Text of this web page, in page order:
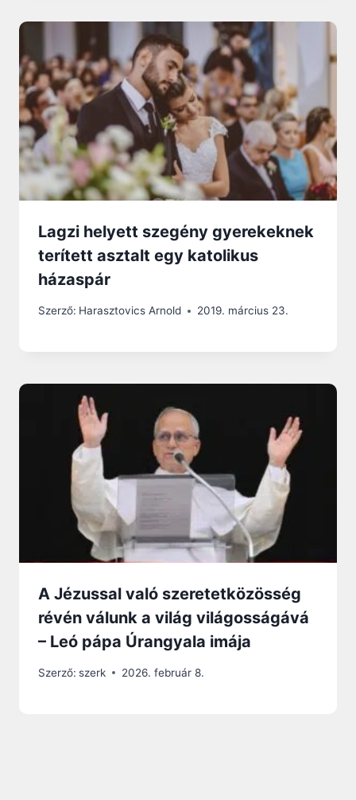
Lagzi helyett szegény gyerekeknek
terített asztalt egy katolikus
házaspár
Szerző: Harasztovics Arnold 2019. március 23.
A Jézussal való szeretetközösség
révén válunk a világ világosságává
– Leó pápa Úrangyala imája
Szerző: szerk 2026. február 8.